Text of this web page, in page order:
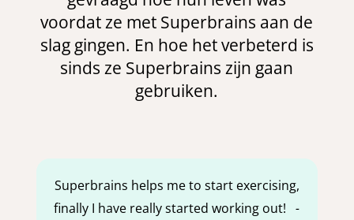
voordat ze met Superbrains aan de
slag gingen. En hoe het verbeterd is
sinds ze Superbrains zijn gaan
gebruiken.
Superbrains helps me to start exercising,
finally I have really started working out!-